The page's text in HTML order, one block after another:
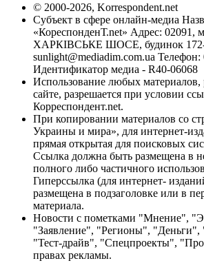
© 2000-2026, Korrespondent.net
Субъект в сфере онлайн-медиа
«КореспонденТ.net» Адрес: 02091,
ХАРКІВСЬКЕ ШОСЕ, будинок 172-
sunlight@mediadim.com.ua Телефон:
Идентификатор медиа - R40-06068
Использование любых
сайте, разрешается при условии
Корреспондент.net.
При копировании материалов со
Украины и мира», для интернет-
прямая открытая для поисковых
Ссылка должна быть размещена в
полного либо частичного
Гиперссылка (для интернет-
размещена в подзаголовке или в
материала.
Новости с пометками "Мнение",
"Заявление", "Регионы",
"Тест-драйв", "Спецпроекты",
правах рекламы.